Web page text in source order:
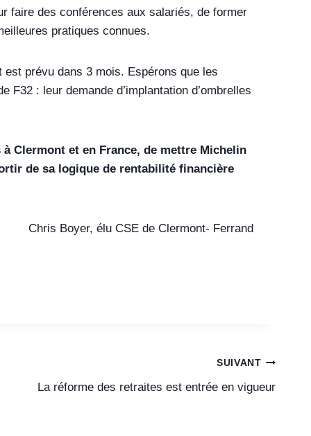
faire des conférences aux salariés, de former
pratiques connues.
prévu dans 3 mois. Espérons que les
: leur demande d’implantation d’ombrelles
Clermont et en France, de mettre Michelin
de sa logique de rentabilité financière
Chris Boyer, élu CSE de Clermont- Ferrand
SUIVANT
La réforme des retraites est entrée en vigueur